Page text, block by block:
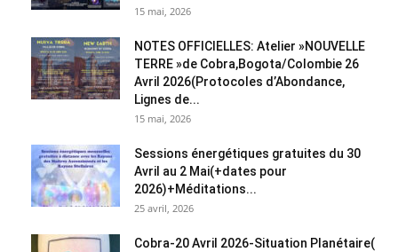
15 mai, 2026
NOTES OFFICIELLES: Atelier »NOUVELLE
TERRE »de Cobra,Bogota/Colombie 26
Avril 2026(Protocoles d’Abondance,
Lignes de...
15 mai, 2026
Sessions énergétiques gratuites du 30
Avril au 2 Mai(+dates pour
2026)+Méditations...
25 avril, 2026
Cobra-20 Avril 2026-Situation Planétaire(